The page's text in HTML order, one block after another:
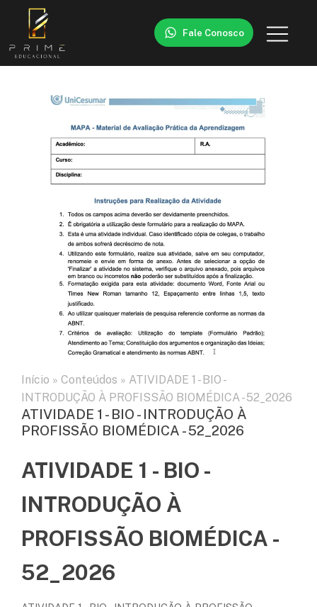
Fale Conosco
Início » Conteúdos » ATIVIDADE 1 - BIO -
INTRODUÇÃO À PROFISSÃO BIOMÉDICA - 52_2026
ATIVIDADE 1 - BIO - INTRODUÇÃO À
PROFISSÃO BIOMÉDICA - 52_2026
ATIVIDADE 1 - BIO -
INTRODUÇÃO À
PROFISSÃO BIOMÉDICA -
52_2026